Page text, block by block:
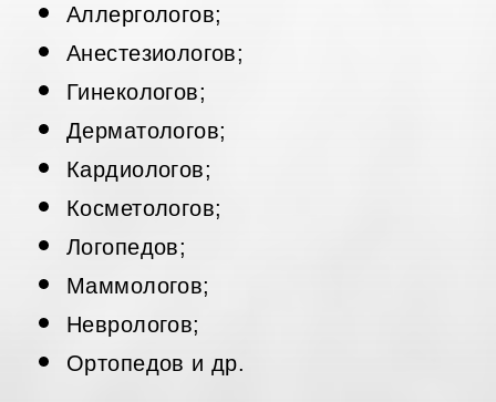
Аллергологов;
Анестезиологов;
Гинекологов;
Дерматологов;
Кардиологов;
Косметологов;
Логопедов;
Маммологов;
Неврологов;
Ортопедов и др.